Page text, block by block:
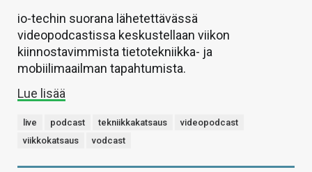
io-techin suorana lähetettävässä
videopodcastissa keskustellaan viikon
kiinnostavimmista tietotekniikka- ja
mobiilimaailman tapahtumista.
Lue lisää
live podcast tekniikkakatsaus
videopodcast
viikkokatsaus
vodcast